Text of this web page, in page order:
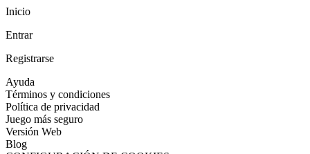
Inicio
Entrar
Registrarse
Ayuda
Términos y condiciones
Política de privacidad
Juego más seguro
Versión Web
Blog